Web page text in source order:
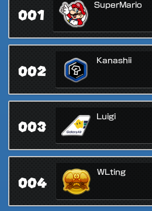
001
SuperMario
002
Kanashii
003
Luigi
004
WLting